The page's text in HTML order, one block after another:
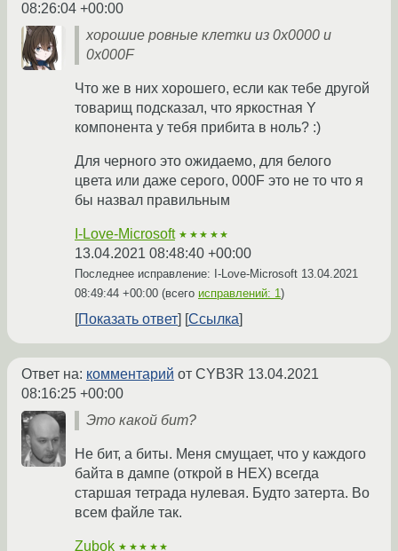
08:26:04 +00:00
хорошие ровные клетки из 0x0000 и
0x000F
Что же в них хорошего, если как тебе другой
товарищ подсказал, что яркостная Y
компонента у тебя прибита в ноль? :)
Для черного это ожидаемо, для белого
цвета или даже серого, 000F это не то что я
бы назвал правильным
I-Love-Microsoft ★★★★★
13.04.2021 08:48:40 +00:00
Последнее исправление: I-Love-Microsoft 13.04.2021
08:49:44 +00:00 (всего исправлений: 1)
Показать ответ Ссылка
Ответ на: комментарий от CYB3R 13.04.2021
08:16:25 +00:00
Это какой бит?
Не бит, а биты. Меня смущает, что у каждого
байта в дампе (открой в HEX) всегда
старшая тетрада нулевая. Будто затерта. Во
всем файле так.
Zubok ★★★★★